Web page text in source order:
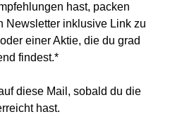
hast, packen
Newsletter inklusive Link zu
einer Aktie, die du grad
findest.*
diese Mail, sobald du die
hast.